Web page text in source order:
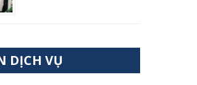
DỊCH VỤ